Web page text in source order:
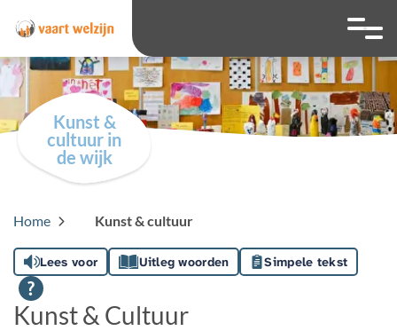
Hoog contrast
Ga naar
Kunst &
cultuur in
de wijk
Home Kunst & cultuur
Lees voor Uitleg woorden Simpele tekst
Kunst & Cultuur